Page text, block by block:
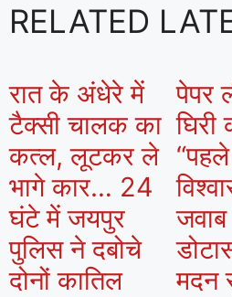
RELATED
रात के अंधेरे में
टैक्सी चालक का
कत्ल, लूटकर ले
भागे कार… 24
घंटे में जयपुर
पुलिस ने दबोचे
दोनों कातिल
पेपर
मदन